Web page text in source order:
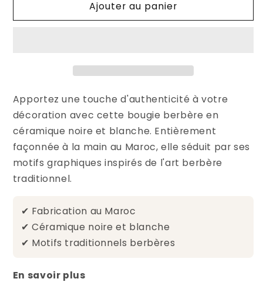
CéramiqueCéramique
Ajouter au panier
Apportez une touche d'authenticité à votre
décoration avec cette bougie berbère en
céramique noire et blanche. Entièrement
façonnée à la main au Maroc, elle séduit par ses
motifs graphiques inspirés de l'art berbère
traditionnel.
✔ Fabrication au Maroc
✔ Céramique noire et blanche
✔ Motifs traditionnels berbères
En savoir plus